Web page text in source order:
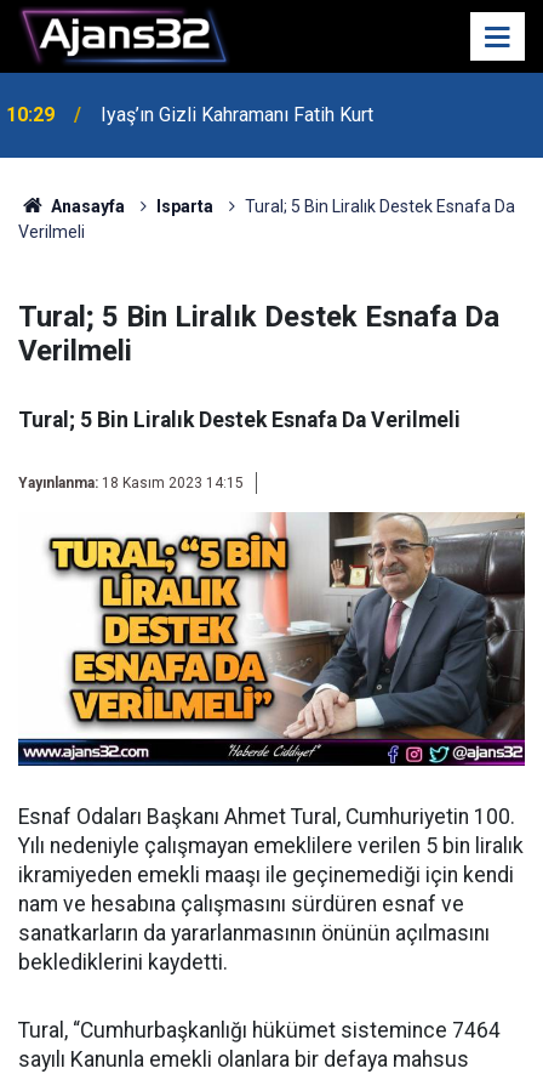
00:52 Isparta'da Asker Eğlencesinde Kavga Çıktı
Anasayfa Isparta
Tural; 5 Bin Liralık Destek Esnafa Da
Verilmeli
Tural; 5 Bin Liralık Destek Esnafa Da
Verilmeli
Tural; 5 Bin Liralık Destek Esnafa Da Verilmeli
Yayınlanma: 18 Kasım 2023 14:15
Esnaf Odaları Başkanı Ahmet Tural, Cumhuriyetin 100.
Yılı nedeniyle çalışmayan emeklilere verilen 5 bin liralık
ikramiyeden emekli maaşı ile geçinemediği için kendi
nam ve hesabına çalışmasını sürdüren esnaf ve
sanatkarların da yararlanmasının önünün açılmasını
beklediklerini kaydetti.
Tural, “Cumhurbaşkanlığı hükümet sistemince 7464
sayılı Kanunla emekli olanlara bir defaya mahsus